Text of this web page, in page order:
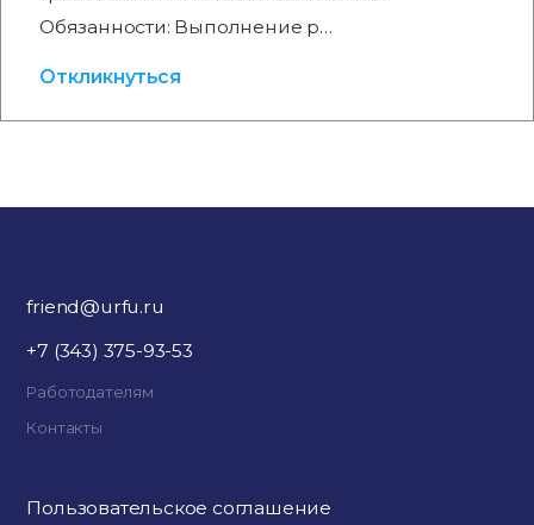
Обязанности: Выполнение р…
Откликнуться
friend@urfu.ru
+7 (343) 375-93-53
Работодателям
Контакты
Пользовательское соглашение